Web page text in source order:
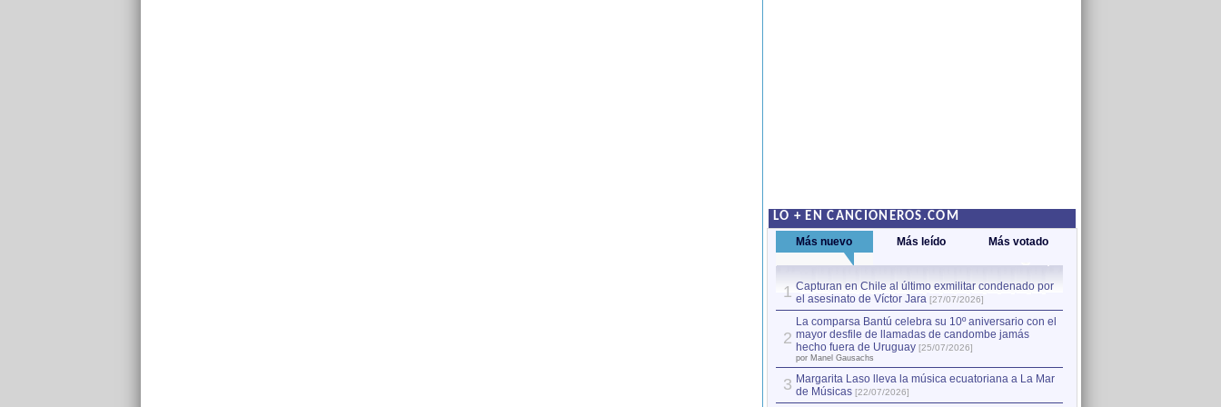
LO + EN CANCIONEROS.COM
Más nuevo Más leído Más votado
1 Capturan en Chile al último exmilitar condenado por
el asesinato de Víctor Jara [27/07/2026]
2
La comparsa Bantú celebra su 10º aniversario con el
mayor desfile de llamadas de candombe jamás
hecho fuera de Uruguay [25/07/2026]
por Manel Gausachs
3 Margarita Laso lleva la música ecuatoriana a La Mar
de Músicas [22/07/2026]